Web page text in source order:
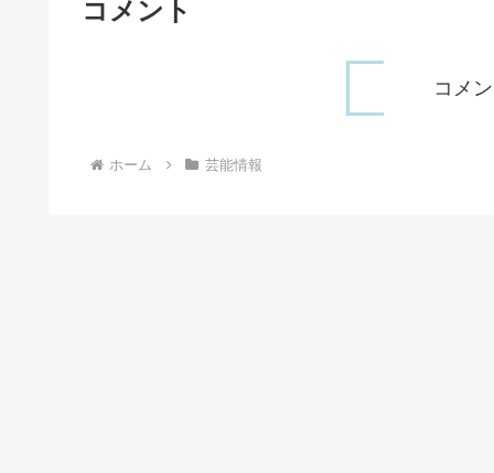
コメント
コメ
ホーム 芸能情報